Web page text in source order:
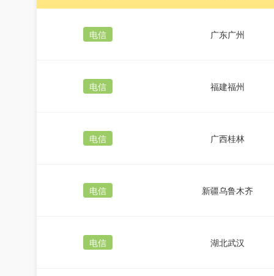
电信 广东广州
电信 福建福州
电信 广西桂林
电信 新疆乌鲁木齐
电信 湖北武汉